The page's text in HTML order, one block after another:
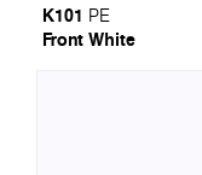
K101 PE
Front White